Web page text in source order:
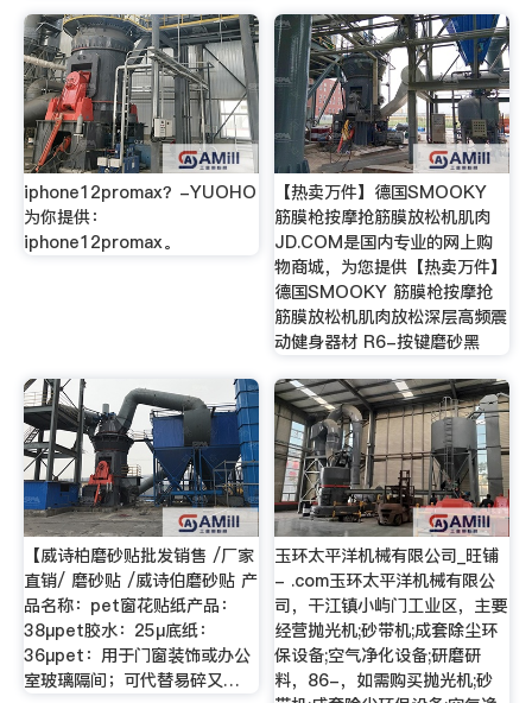
iphone12promax？-YUOHO
为你提供：
iphone12promax。
【热卖万件】德国SMOOKY
筋膜枪按摩抢筋膜放松机肌肉
JD.COM是国内专业的网上购
物商城，为您提供【热卖万件】
德国SMOOKY 筋膜枪按摩抢
筋膜放松机肌肉放松深层高频震
动健身器材 R6-按键磨砂黑
【威诗柏磨砂贴批发销售 /厂家
直销/ 磨砂贴 /威诗伯磨砂贴 产
品名称：pet窗花贴纸产品：
38μpet胶水：25μ底纸：
36μpet：用于门窗装饰或办公
室玻璃隔间；可代替易碎又…
玉环太平洋机械有限公司_旺铺
- .com玉环太平洋机械有限公
司，干江镇小屿门工业区，主要
经营抛光机;砂带机;成套除尘环
保设备;空气净化设备;研磨研
料，86-，如需购买抛光机;砂